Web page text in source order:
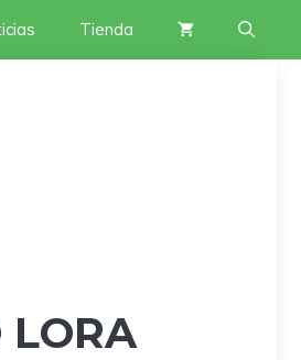
Tienda
LORA